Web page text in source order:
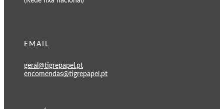
EMAIL
geral@tigrepapel.pt
encomendas@tigrepapel.pt